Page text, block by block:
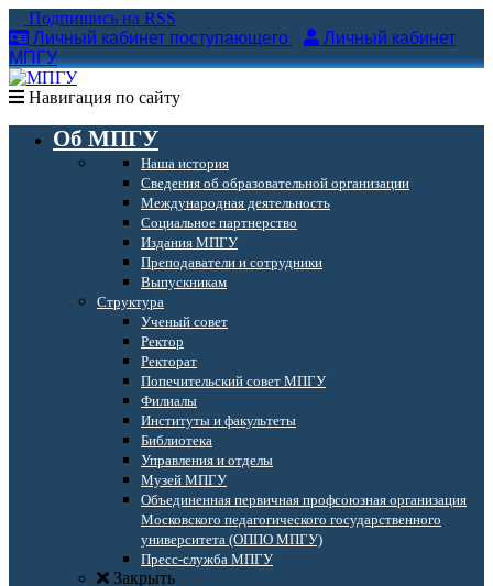
Подпишись на RSS
Личный кабинет поступающего
Личный кабинет
МПГУ
Навигация по сайту
Об МПГУ
Наша история
Сведения об образовательной организации
Международная деятельность
Социальное партнерство
Издания МПГУ
Преподаватели и сотрудники
Выпускникам
Структура
Ученый совет
Ректор
Ректорат
Попечительский совет МПГУ
Филиалы
Институты и факультеты
Библиотека
Управления и отделы
Музей МПГУ
Объединенная первичная профсоюзная организация
Московского педагогического государственного
университета (ОППО МПГУ)
Пресс-служба МПГУ
Закрыть